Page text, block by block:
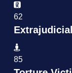
62
85